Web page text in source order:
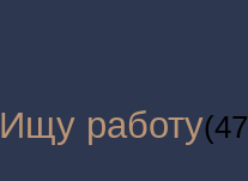
Ищу работу